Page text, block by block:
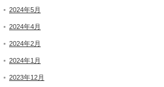
2024年5月
2024年4月
2024年2月
2024年1月
2023年12月